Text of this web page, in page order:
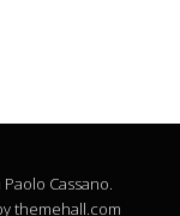
Cassano.
themehall.com